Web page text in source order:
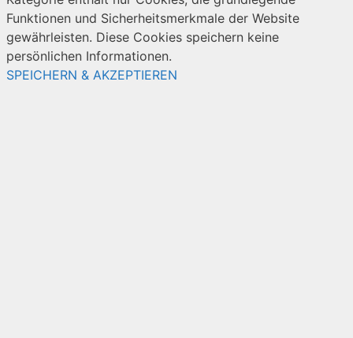
Funktionen und Sicherheitsmerkmale der Website
gewährleisten. Diese Cookies speichern keine
persönlichen Informationen.
SPEICHERN & AKZEPTIEREN